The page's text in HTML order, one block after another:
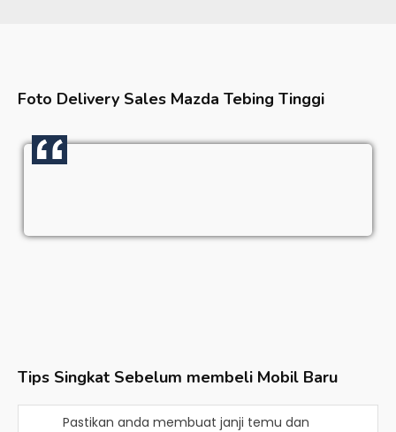
Foto Delivery Sales Mazda Tebing Tinggi
Tips Singkat Sebelum membeli Mobil Baru
Pastikan anda membuat janji temu dan